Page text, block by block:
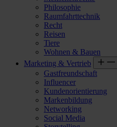
Philosophie
Raumfahrttechnik
Recht
Reisen
Tiere
Wohnen & Bauen
Marketing & Vertrieb
Gastfreundschaft
Influencer
Kundenorientierung
Markenbildung
Networking
Social Media